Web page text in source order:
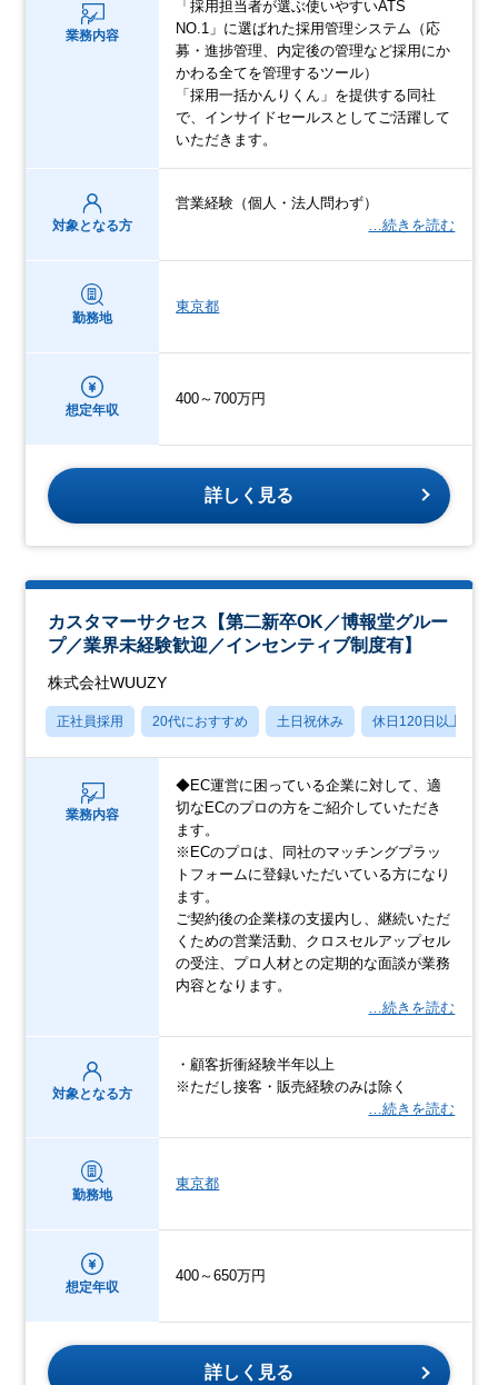
業務内容
「採用担当者が選ぶ使いやすいATS
NO.1」に選ばれた採用管理システム（応
募・進捗管理、内定後の管理など採用にか
かわる全てを管理するツール）
「採用一括かんりくん」を提供する同社
で、インサイドセールスとしてご活躍して
いただきます。
対象となる方
営業経験（個人・法人問わず）
…続きを読む
勤務地
東京都
想定年収
400～700万円
詳しく見る
カスタマーサクセス【第二新卒OK／博報堂グルー
プ／業界未経験歓迎／インセンティブ制度有】
株式会社WUUZY
正社員採用 20代におすすめ 土日祝休み 休日120日以上
業務内容
◆EC運営に困っている企業に対して、適
切なECのプロの方をご紹介していただき
ます。
※ECのプロは、同社のマッチングプラッ
トフォームに登録いただいている方になり
ます。
ご契約後の企業様の支援内し、継続いただ
くための営業活動、クロスセルアップセル
の受注、プロ人材との定期的な面談が業務
内容となります。
…続きを読む
対象となる方
・顧客折衝経験半年以上
※ただし接客・販売経験のみは除く
…続きを読む
勤務地
東京都
想定年収
400～650万円
詳しく見る